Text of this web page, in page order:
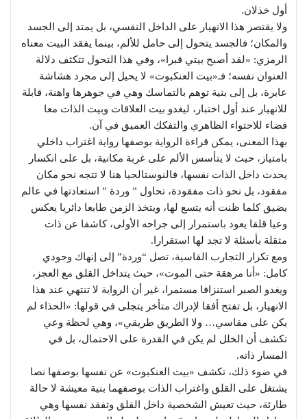
أول خذلان.
ولا يقتصر هذا الانهيار على الداخل النفسي، بل يمتد إلى الجسد
والمكان؛ فالجسد يتحول إلى حامل للألم، بينما يفقد البيت معناه
الرمزي: «لقد أصبح بيتي قبرا»، وفي هذا التحول تتكثف دلالة
العنوان نفسه؛ فـ«بيت العنكبوت» لا يحيل إلى مجرد هشاشة
عابرة، بل إلى بنية توهم بالتماسك وهي في جوهرها واهنة، قابلة
للانهيار عند أول اختبار، ليغدو بيت العلاقات وبيت الذات معا
فضاء للاحتواء الظاهري والتفكك العميق في آن.
بهذا المعنى، يمكن قراءة الرواية بوصفها رواية اغتراب داخلي
بامتياز، حيث لا يتأسس الألم على غربة مكانية، بل على انكسار
يحدث داخل الذات نفسها، فالنوستالجيا هنا لا تتجه نحو مكان
مفقود، بل نحو ذات مفقودة، تحاول ” وردة ” استعادتها في عالم
يضيق كلما ظنت أنه يتسع لها، ويتخذ الزمن طابعا دائريا يعكس
وعيا قلقا يعود باستمرار إلى جراحه الأولى، كاشفا عن ذات
مثقلة بأسئلة لا تجد لها استقرارا.
ومع تكرار التجارب القاسية، تصل “وردة” إلى إنهاك وجودي
كامل: «أنا مرهقة حتى الموت»، حيث يتداخل القلق مع العجز،
ويغدو الصبر استنزافا مستمرا، غير أن الرواية لا تنتهي عند هذا
الانهيار، بل تفتح أفقا لإدراك متأخر يتجلى في قولها: «الحذاء لم
يكن على مقاسي… ولا الطريق طريقي»، وهي لحظة وعي
تكشف أن الخلل لم يكن في القدرة على الاحتمال، بل في
المسار ذاته.
في ضوء ذلك، تكشف «بيت العنكبوت» عن نفسها بوصفها نصا
يشتغل على القلق واغتراب الذات بوصفهما بنية معيشة لا حالة
طارئة، حيث تعيش الشخصية داخل القلق وتفقد نفسها وهي